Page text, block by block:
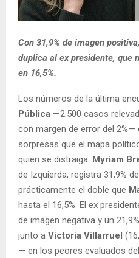
Con 31,9% de imagen
duplica al ex presidente, que
en 16,5%.
Los números de la última
Pública —2.500 casos
con margen de error del 2%—
sorpresas que el mapa
quien se distraiga: Myriam
de Izquierda, registra 31,9%
prácticamente el doble que
hasta el 16,5%. El ex
de imagen negativa y un
junto a Victoria Villarruel
— en los peores evaluados